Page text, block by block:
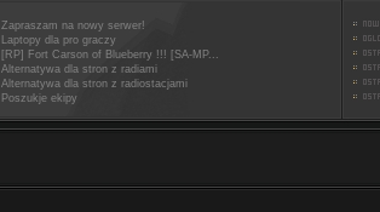
Zapraszam na nowy serwer!
Laptopy dla pro graczy
[RP] Fort Carson of Blueberry !!! [SA-MP...
Alternatywa dla stron z radiami
Alternatywa dla stron z radiostacjami
Poszukje ekipy